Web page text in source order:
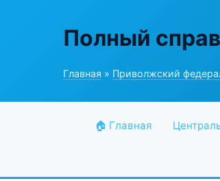
Полный
Главная » Приволжский
🏠 Главная